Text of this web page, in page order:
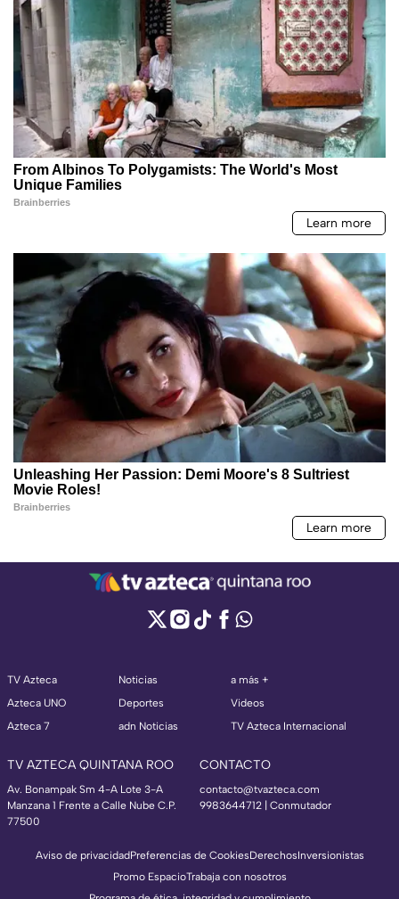
TV Azteca
Azteca UNO
Azteca 7
Noticias
Deportes
adn Noticias
a más +
Videos
TV Azteca Internacional
TV AZTECA QUINTANA ROO
Av. Bonampak Sm 4-A Lote 3-A
Manzana 1 Frente a Calle Nube C.P.
77500
CONTACTO
contacto@tvazteca.com
9983644712 | Conmutador
Aviso de privacidadPreferencias de CookiesDerechosInversionistas
Promo EspacioTrabaja con nosotros